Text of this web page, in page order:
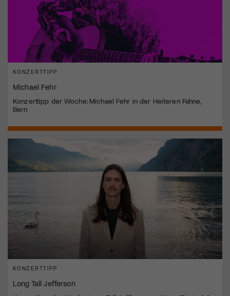
KONZERTTIPP
Michael Fehr
Konzerttipp der Woche: Michael Fehr in der Heiteren Fahne,
Bern
KONZERTTIPP
Long Tall Jefferson